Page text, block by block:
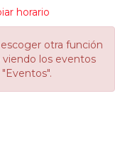
horario
otra función
viendo los eventos